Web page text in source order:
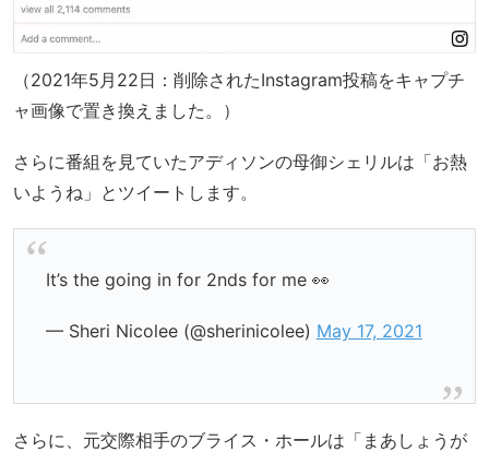
（2021年5月22日：削除されたInstagram投稿をキャプチ
ャ画像で置き換えました。）
さらに番組を見ていたアディソンの母御シェリルは「お熱
いようね」とツイートします。
It’s the going in for 2nds for me 👀
— Sheri Nicolee (@sherinicolee) May 17, 2021
さらに、元交際相手のブライス・ホールは「まあしょうが